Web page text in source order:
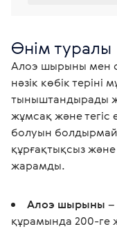
Өнім туралы
Алоэ шырыны мен
нәзік көбік теріні
тыныштандырады
жұмсақ және тегіс
болуын
құрғақтықсыз және
жарамды.
Алоэ шырыны
құрамында 200-ге